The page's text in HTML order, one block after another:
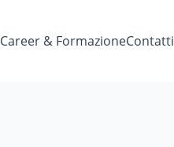
Career & FormazioneContatti